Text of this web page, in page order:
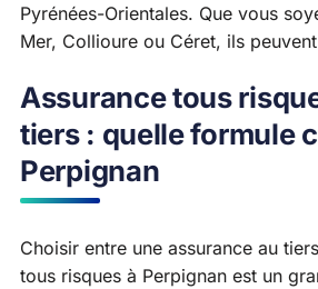
Pyrénées-Orientales. Que vous
Mer, Collioure ou Céret, ils
Assurance tous
tiers : quelle formule
Perpignan
Choisir entre une assurance au
tous risques à Perpignan est un